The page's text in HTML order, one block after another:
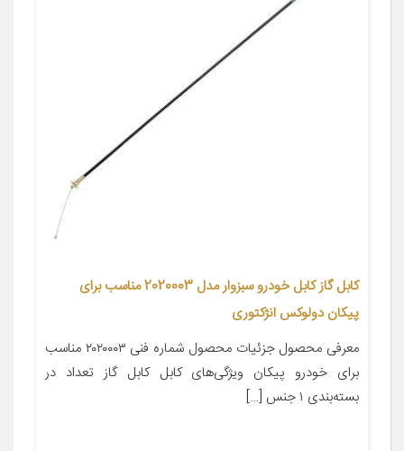
کابل گاز کابل خودرو سبزوار مدل 2020003 مناسب برای
پیکان دولوکس انژکتوری
معرفی محصول جزئیات محصول شماره فنی ۲۰۲۰۰۰۳ مناسب
برای خودرو پیکان ویژگی‌های کابل کابل گاز تعداد در
بسته‌بندی ۱ جنس […]